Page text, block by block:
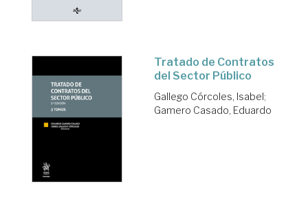
Tratado de Contratos
del Sector Público
Gallego Córcoles, Isabel;
Gamero Casado, Eduardo